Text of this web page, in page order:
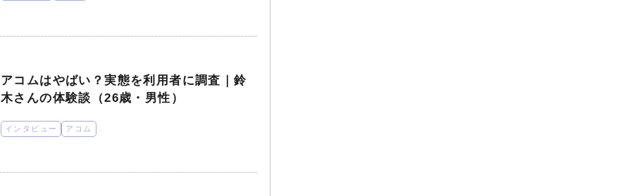
アコムはやばい？実態を利用者に調査｜鈴
木さんの体験談（26歳・男性）
インタビュー アコム